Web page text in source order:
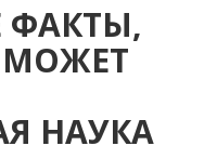
ФАКТЫ,
МОЖЕТ
НАУКА